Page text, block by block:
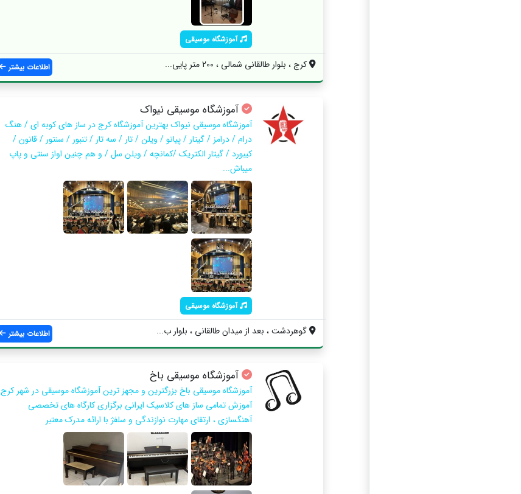
آموزشگاه موسیقی
کرج ، بلوار طالقانی شمالی ، 200 متر پایی... اطلاعات بیشتر
آموزشگاه موسیقی نیواک
آموزشگاه موسیقی نیواک بهترین آموزشگاه کرج در ساز های کوبه ای / هنگ
درام / درامز / گیتار / پیانو / ویلن / تار / سه تار / تنبور / سنتور / قانون /
کیبورد / گیتار الکتریک /کمانچه / ویلن سل / و هم چنین اواز سنتی و پاپ
میباش...
آموزشگاه موسیقی
گوهردشت ، بعد از میدان طالقانی ، بلوار ب... اطلاعات بیشتر
آموزشگاه موسیقی باخ
آموزشگاه موسیقی باخ بزرگترین و مجهز ترین آموزشگاه موسیقی در شهر کرج
آموزش تمامی ساز های کلاسیک ایرانی برگزاری کارگاه های تخصصی
آهنگسازی ، ارتقای مهارت نوازندگی و سلفژ با ارائه مدرک معتبر